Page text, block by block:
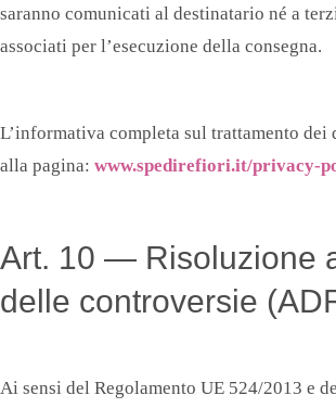
saranno comunicati al destinatario né a
associati per l’esecuzione della consegna.
L’informativa completa sul trattamento dei
alla pagina: www.spedirefiori.it/privacy-
Art. 10 — Risoluzione
delle controversie
Ai sensi del Regolamento UE 524/2013 e